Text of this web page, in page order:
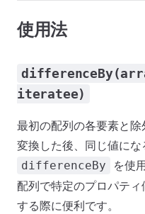
使用法
iteratee)
最初の配列の各要素と
変換した後、同じ値にな
differenceBy
を使
配列で特定のプロパテ
する際に便利です。